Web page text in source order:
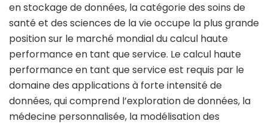
en stockage de données, la catégorie des soins de
santé et des sciences de la vie occupe la plus grande
position sur le marché mondial du calcul haute
performance en tant que service. Le calcul haute
performance en tant que service est requis par le
domaine des applications à forte intensité de
données, qui comprend l’exploration de données, la
médecine personnalisée, la modélisation des